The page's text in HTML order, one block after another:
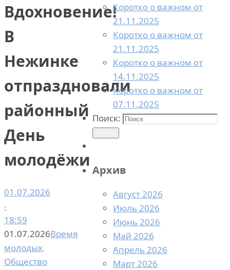
Вдохновение!
В
Нежинке
отпраздновали
районный
День
молодёжи
01.07.2026
-
18:59
01.07.2026Время
молодых,
Общество
Коротко о важном от
21.11.2025
Коротко о важном от
21.11.2025
Коротко о важном от
14.11.2025
Коротко о важном от
07.11.2025
Поиск:
Архив
Август 2026
Июль 2026
Июнь 2026
Май 2026
Апрель 2026
Март 2026